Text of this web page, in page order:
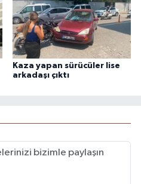
Kaza yapan sürücüler lise
arkadaşı çıktı